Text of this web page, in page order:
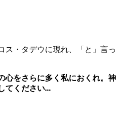
ス・タデウに現れ、「と」言っ
心をさらに多く私におくれ。神
てください...